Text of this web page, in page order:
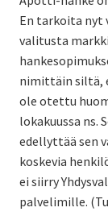
En tarkoita nyt
valitusta
nimittäin siltä,
ole otettu
lokakuussa ns.
edellyttää sen
koskevia
ei siirry
palvelimille.